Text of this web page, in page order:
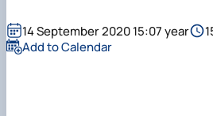
14 September 2020 15:07 year
Add to Calendar